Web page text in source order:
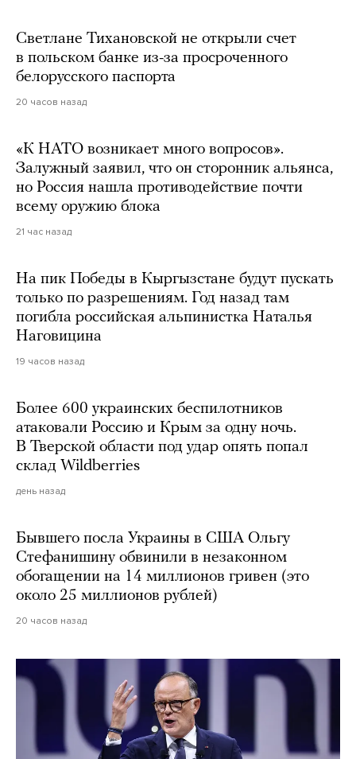
Светлане Тихановской не открыли счет
в польском банке из-за просроченного
белорусского паспорта
20 часов назад
«К НАТО возникает много вопросов».
Залужный заявил, что он сторонник альянса,
но Россия нашла противодействие почти
всему оружию блока
21 час назад
На пик Победы в Кыргызстане будут пускать
только по разрешениям. Год назад там
погибла российская альпинистка Наталья
Наговицина
19 часов назад
Более 600 украинских беспилотников
атаковали Россию и Крым за одну ночь.
В Тверской области под удар опять попал
склад Wildberries
день назад
Бывшего посла Украины в США Ольгу
Стефанишину обвинили в незаконном
обогащении на 14 миллионов гривен (это
около 25 миллионов рублей)
20 часов назад